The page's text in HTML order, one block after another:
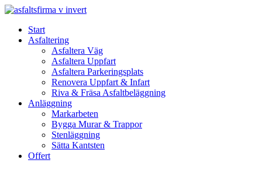
Skip
contentStart
Asfaltering
Asfaltera Väg
Asfaltera Uppfart
Asfaltera Parkeringsplats
Renovera Uppfart & Infart
Riva & Fräsa Asfaltbeläggning
Anläggning
Markarbeten
Bygga Murar & Trappor
Stenläggning
Sätta Kantsten
Offert